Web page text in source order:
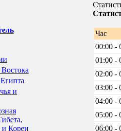
и
Кореи
Час
00:00 -
01:00 -
02:00 -
03:00 -
04:00 -
05:00 -
06:00 -